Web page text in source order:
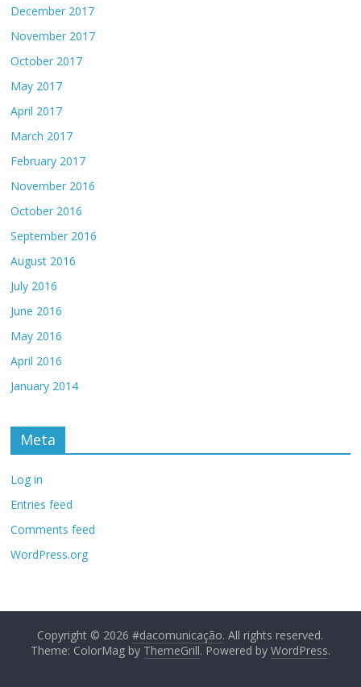
December 2017
November 2017
October 2017
May 2017
April 2017
March 2017
February 2017
November 2016
October 2016
September 2016
August 2016
July 2016
June 2016
May 2016
April 2016
January 2014
Meta
Log in
Entries feed
Comments feed
WordPress.org
Copyright © 2026#dacomunicação. All rights reserved.
Theme: ColorMag by ThemeGrill. Powered by WordPress.